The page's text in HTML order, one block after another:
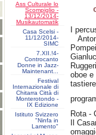
Ass Culturale lo
Scompiglio -
13/12/2014-
Musikautomatik
Casa Scelsi -
11/12/2014-
SIMC
7.XII.!4-
Controcanto
Donne in Jazz-
Maintenant...
Festival
Internazionale di
Chitarra Città di
Monterotondo -
IX Edizione
Istituto Svizzero
"Ninfa in
Lamento"
I
oboe e
Rota -
Il